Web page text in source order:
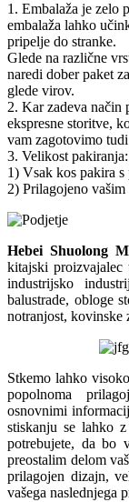
1. Embalaža je zelo
embalaža lahko
pripelje do stranke.
Glede na različne
naredi dober paket
glede virov.
2. Kar zadeva način
ekspresne storitve,
vam zagotovimo
3. Velikost pakiranja:
1) Vsak kos pakira
2) Prilagojeno vašim
Hebei Shuolong
kitajski proizvajalec
industrijsko
balustrade, obloge
notranjost, kovinske
Stkemo lahko
popolnoma
osnovnimi
stiskanju se lahko
potrebujete, da bo
preostalim delom
prilagojen dizajn,
vašega naslednjega